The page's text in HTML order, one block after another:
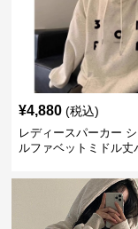
¥4,880 (税込)
レディースパーカー
ルファベットミドル丈